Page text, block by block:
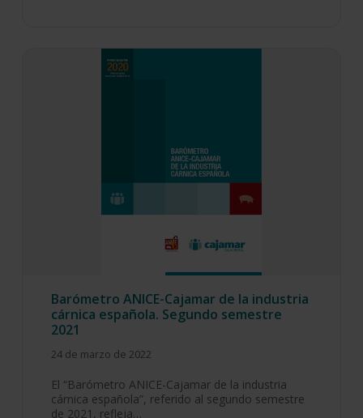
Barómetro ANICE-Cajamar de la industria
cárnica española. Segundo semestre
2021
24 de marzo de 2022
El “Barómetro ANICE-Cajamar de la industria
cárnica española”, referido al segundo semestre
de 2021, refleja…